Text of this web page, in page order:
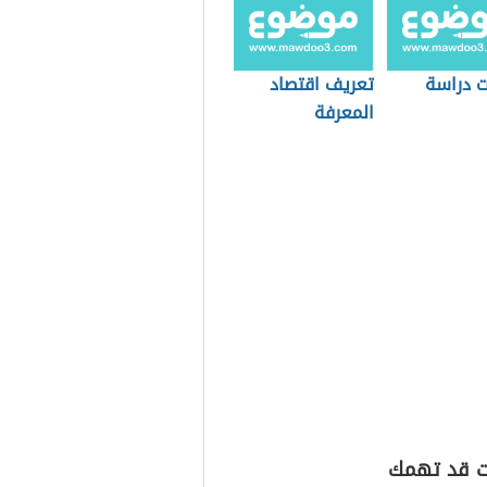
دراسة
تعريف اقتصاد
المعرفة
قد تهمك